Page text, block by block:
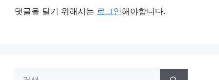
댓글을 달기 위해서는 로그인해야합니다.